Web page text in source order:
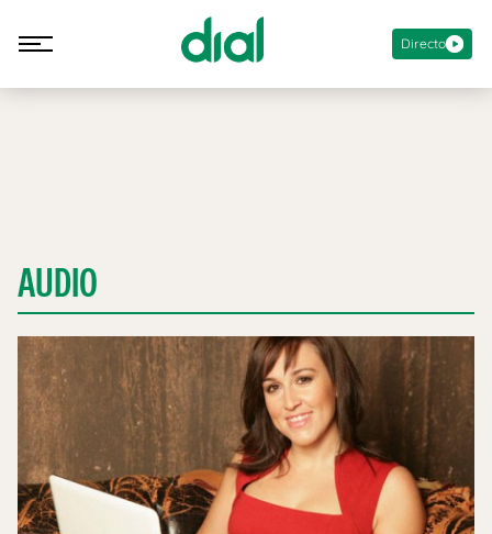
Directo
AUDIO